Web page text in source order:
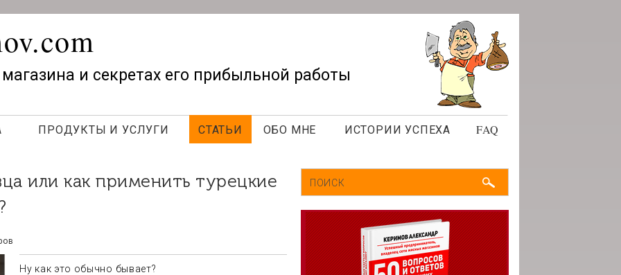
и секретах его прибыльной работы
ПРОДУКТЫ И УСЛУГИ СТАТЬИ ОБО МНЕ ИСТОРИИ УСПЕХА FAQ
Ну как это обычно бывает?